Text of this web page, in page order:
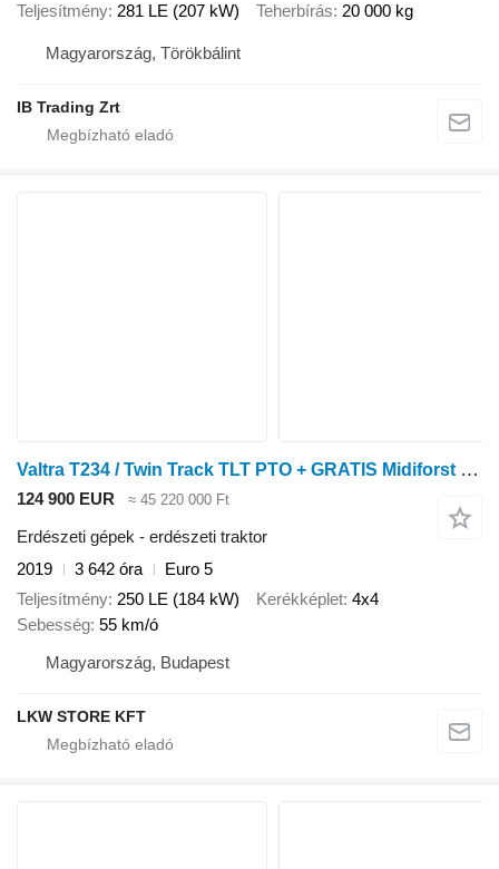
Teljesítmény 281 LE (207 kW) Teherbírás 20 000 kg
Magyarország, Törökbálint
IB Trading Zrt
Valtra T234 / Twin Track TLT PTO + GRATIS Midiforst DT 225 Mulcher
124 900 EUR ≈ 45 220 000 Ft
Erdészeti gépek - erdészeti traktor
2019
3 642 óra
Euro 5
Teljesítmény 250 LE (184 kW) Kerékképlet 4x4
Sebesség 55 km/ó
Magyarország, Budapest
LKW STORE KFT